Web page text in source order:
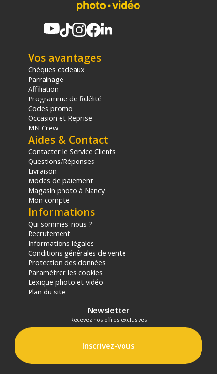
Vos avantages
Chèques cadeaux
Parrainage
Affiliation
Programme de fidélité
Codes promo
Occasion et Reprise
MN Crew
Aides & Contact
Contacter le Service Clients
Questions/Réponses
Livraison
Modes de paiement
Magasin photo à Nancy
Mon compte
Informations
Qui sommes-nous ?
Recrutement
Informations légales
Conditions générales de vente
Protection des données
Paramétrer les cookies
Lexique photo et vidéo
Plan du site
Newsletter
Recevez nos offres exclusives
Inscrivez-vous